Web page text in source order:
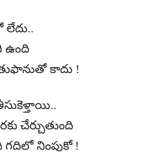
ఉంది
కాదు !
చేర్చుతుంది
గదిలో నింపుకో !